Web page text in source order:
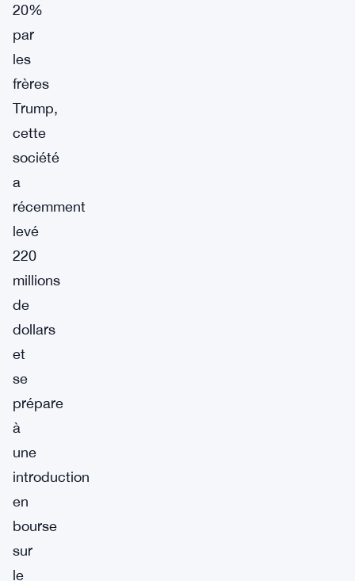
20%
par
les
frères
Trump,
cette
société
a
récemment
levé
220
millions
de
dollars
et
se
prépare
à
une
introduction
en
bourse
sur
le